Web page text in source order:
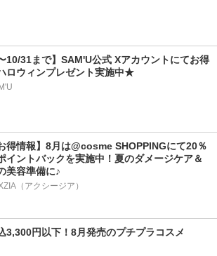
〜10/31まで】SAM'U公式 Xアカウントにてお得
ロウィンプレゼント実施中★
お得情報】8月は@cosme SHOPPINGにて20％
イントバックを実施中！夏のダメージケア＆
美容準備に♪
（アクシージア）
3,300円以下！8月発売のプチプラコスメ